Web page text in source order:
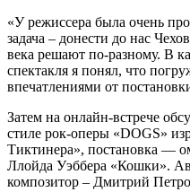
«У режиссера была очень
задача – донести до нас
века решают по-разному. В
спектакля я понял, что
впечатлениями от
Затем на онлайн-встрече
стиле рок-оперы «DOGS»
Тиктинера», постановка —
Ллойда Уэббера «Кошки».
композитор – Дмитрий